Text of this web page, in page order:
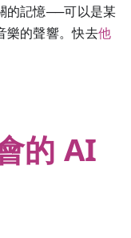
的記憶──可以是某
樂的聲響。快去他
的 AI